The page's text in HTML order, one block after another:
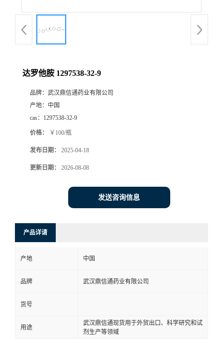
产
达罗他胺 1297538-32-9
品牌： 武汉鼎信通药业有限公司
产地： 中国
cas： 1297538-32-9
价格： ￥100/瓶
发布日期： 2025-04-18
更新日期： 2026-08-08
发送咨询信息
产品详请
产地 中国
品牌 武汉鼎信通药业有限公司
货号
用途
武汉鼎信通现货用于外贸出口、科学研究和试
剂生产等领域